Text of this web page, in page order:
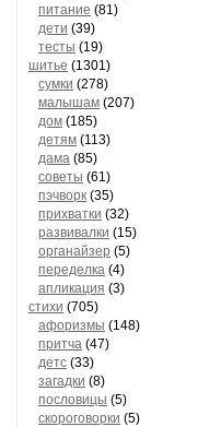
питание (81)
дети (39)
тесты (19)
шитье (1301)
сумки (278)
малышам (207)
дом (185)
детям (113)
дама (85)
советы (61)
пэчворк (35)
прихватки (32)
развивалки (15)
органайзер (5)
переделка (4)
апликация (3)
стихи (705)
афоризмы (148)
притча (47)
детс (33)
загадки (8)
пословицы (5)
скороговорки (5)